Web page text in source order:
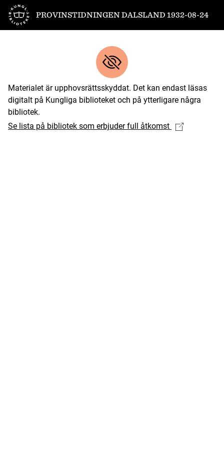
Till startsidan
PROVINSTIDNINGEN DALSLAND 1932-08-24
Materialet är upphovsrättsskyddat. Det kan endast läsas
digitalt på Kungliga biblioteket och på ytterligare några
bibliotek.
Se lista på bibliotek som erbjuder full åtkomst